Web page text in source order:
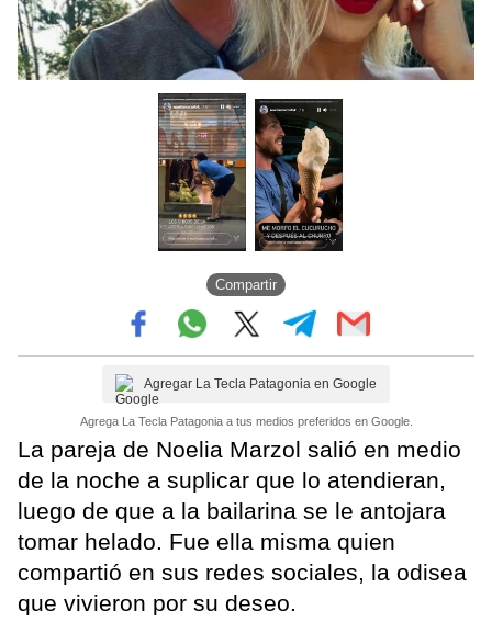
Compartir
Agregar La Tecla Patagonia en Google
Agrega La Tecla Patagonia a tus medios preferidos en Google.
La pareja de Noelia Marzol salió en medio
de la noche a suplicar que lo atendieran,
luego de que a la bailarina se le antojara
tomar helado. Fue ella misma quien
compartió en sus redes sociales, la odisea
que vivieron por su deseo.